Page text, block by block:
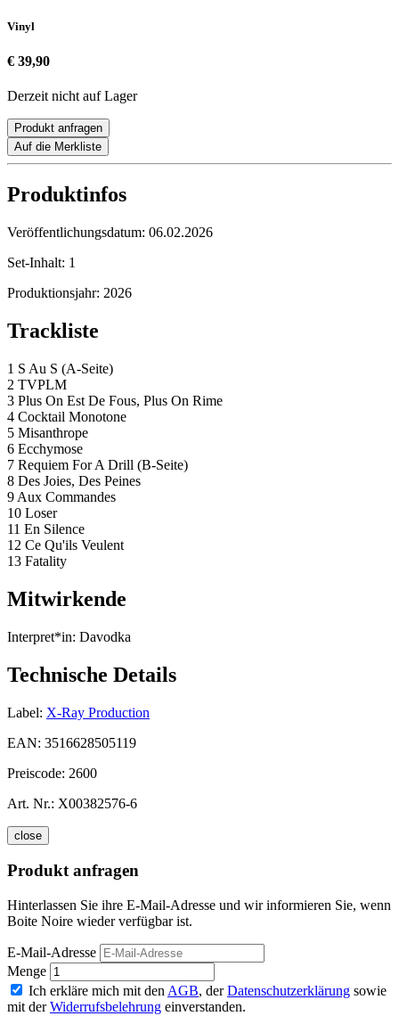
Vinyl
€ 39,90
Derzeit nicht auf Lager
Produkt anfragen
Auf die Merkliste
Produktinfos
Veröffentlichungsdatum: 06.02.2026
Set-Inhalt: 1
Produktionsjahr: 2026
Trackliste
1 S Au S (A-Seite)
2 TVPLM
3 Plus On Est De Fous, Plus On Rime
4 Cocktail Monotone
5 Misanthrope
6 Ecchymose
7 Requiem For A Drill (B-Seite)
8 Des Joies, Des Peines
9 Aux Commandes
10 Loser
11 En Silence
12 Ce Qu'ils Veulent
13 Fatality
Mitwirkende
Interpret*in: Davodka
Technische Details
Label: X-Ray Production
EAN: 3516628505119
Preiscode: 2600
Art. Nr.: X00382576-6
close
Produkt anfragen
Hinterlassen Sie ihre E-Mail-Adresse und wir informieren Sie, wenn
Boite Noire wieder verfügbar ist.
E-Mail-Adresse
Menge
Ich erkläre mich mit den AGB, derDatenschutzerklärung sowie
mit derWiderrufsbelehrung einverstanden.